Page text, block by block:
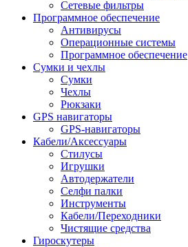
Сетевые фильтры
Программное обеспечение
Антивирусы
Операционные системы
Программное обеспечение
Сумки и чехлы
Сумки
Чехлы
Рюкзаки
GPS навигаторы
GPS-навигаторы
Кабели/Аксессуары
Стилусы
Игрушки
Автодержатели
Селфи палки
Инструменты
Кабели/Переходники
Чистящие средства
Гироскутеры